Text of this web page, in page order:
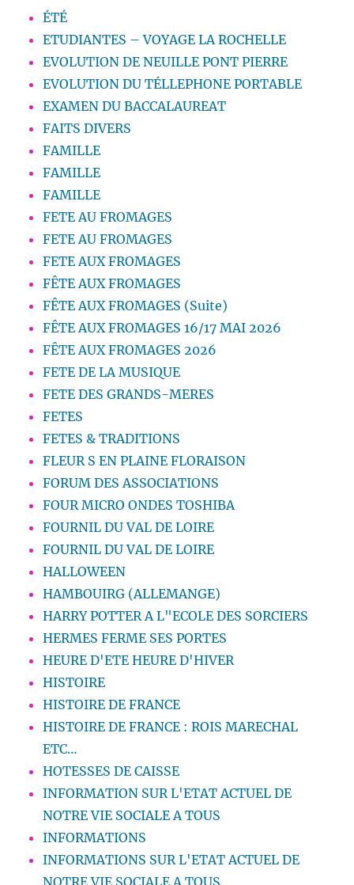
ÉTÉ
ETUDIANTES – VOYAGE LA ROCHELLE
EVOLUTION DE NEUILLE PONT PIERRE
EVOLUTION DU TÉLLEPHONE PORTABLE
EXAMEN DU BACCALAUREAT
FAITS DIVERS
FAMILLE
FAMILLE
FAMILLE
FETE AU FROMAGES
FETE AU FROMAGES
FETE AUX FROMAGES
FÊTE AUX FROMAGES
FÊTE AUX FROMAGES (Suite)
FÊTE AUX FROMAGES 16/17 MAI 2026
FÊTE AUX FROMAGES 2026
FETE DE LA MUSIQUE
FETE DES GRANDS-MERES
FETES
FETES & TRADITIONS
FLEUR S EN PLAINE FLORAISON
FORUM DES ASSOCIATIONS
FOUR MICRO ONDES TOSHIBA
FOURNIL DU VAL DE LOIRE
FOURNIL DU VAL DE LOIRE
HALLOWEEN
HAMBOUIRG (ALLEMANGE)
HARRY POTTER A L"ECOLE DES SORCIERS
HERMES FERME SES PORTES
HEURE D'ETE HEURE D'HIVER
HISTOIRE
HISTOIRE DE FRANCE
HISTOIRE DE FRANCE : ROIS MARECHAL
ETC…
HOTESSES DE CAISSE
INFORMATION SUR L'ETAT ACTUEL DE
NOTRE VIE SOCIALE A TOUS
INFORMATIONS
INFORMATIONS SUR L'ETAT ACTUEL DE
NOTRE VIE SOCIALE A TOUS